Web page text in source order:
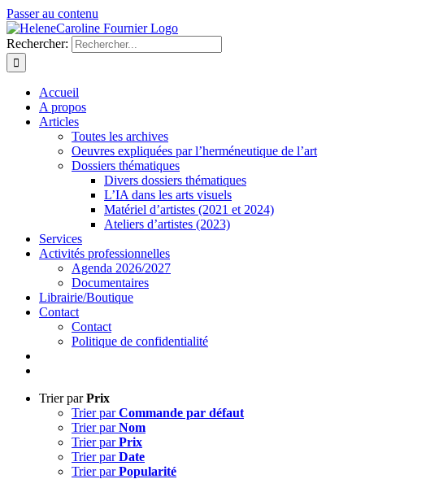
Passer au contenu
Rechercher:
Accueil
A propos
Articles
Toutes les archives
Oeuvres expliquées par l’herméneutique de l’art
Dossiers thématiques
Divers dossiers thématiques
L’IA dans les arts visuels
Matériel d’artistes (2021 et 2024)
Ateliers d’artistes (2023)
Services
Activités professionnelles
Agenda 2026/2027
Documentaires
Librairie/Boutique
Contact
Contact
Politique de confidentialité
Trier parPrix
Trier parCommande par défaut
Trier parNom
Trier parPrix
Trier parDate
Trier parPopularité